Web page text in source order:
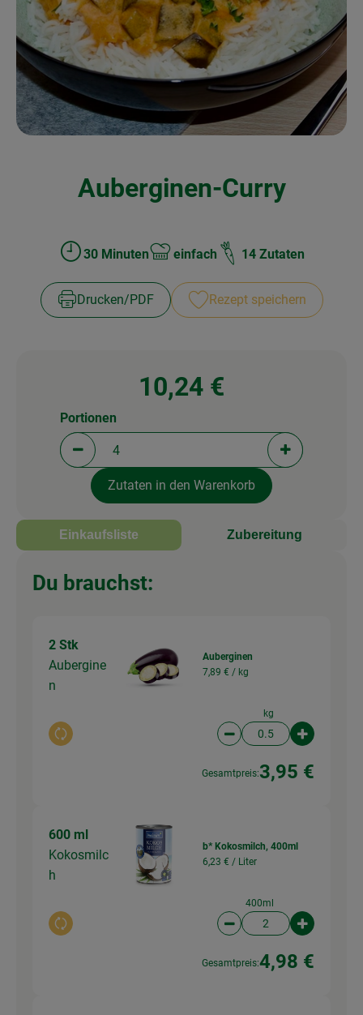
Kochen & Backen
Naturkost
Drogerie
Nützliches
Veranstaltungen
Auberginen-Curry
Zubreitungszeit:
30 Minuten
Schwierigkeit:
einfach 14 Zutaten
Drucken​/​PDF Rezept speichern
10,24 €
Portionen verringern (aktuell 4 Portionen
Portionen
Portionen
Zutaten in den Warenkorb
Einkaufsliste Zubereitung
Du brauchst:
2 Stk
Aubergine
n
Auswahl ändern
Auberginen
7,89 € / kg
kg
Artikelanzahl
Gesamtpreis:3,95 €
600 ml
Kokosmilc
h
Auswahl ändern
b* Kokosmilch, 400ml
6,23 € / Liter
400ml
Artikelanzahl
Gesamtpreis:4,98 €